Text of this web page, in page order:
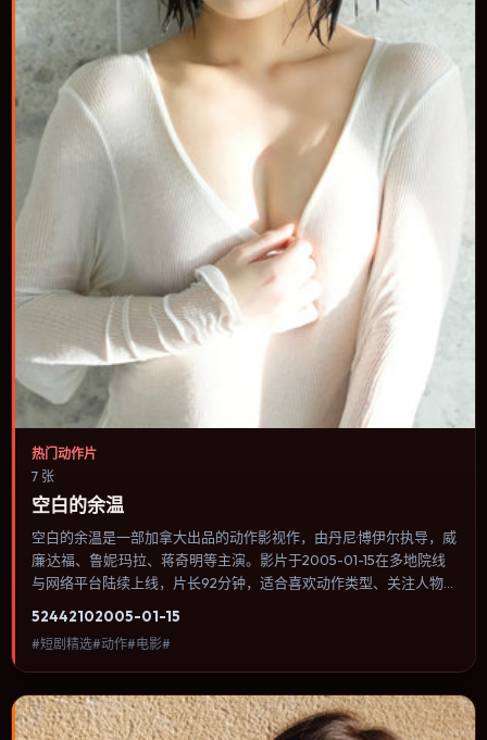
热门动作片
7 张
空白的余温
空白的余温是一部加拿大出品的动作影视作，由丹尼·博伊尔执导，威
廉·达福、鲁妮·玛拉、蒋奇明等主演。影片于2005-01-15在多地院线
与网络平台陆续上线，片长92分钟，适合喜欢动作类型、关注人物命
语言统一，可作为休闲观影或类型片补片的选择。
52442102005-01-15
#短剧精选#动作#电影#